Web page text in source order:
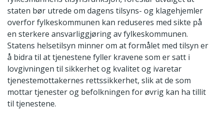
staten bør utrede om dagens tilsyns- og klagehjemler
overfor fylkeskommunen kan reduseres med sikte på
en sterkere ansvarliggjøring av fylkeskommunen.
Statens helsetilsyn minner om at formålet med tilsyn er
å bidra til at tjenestene fyller kravene som er satt i
lovgivningen til sikkerhet og kvalitet og ivaretar
tjenestemottakernes rettssikkerhet, slik at de som
mottar tjenester og befolkningen for øvrig kan ha tillit
til tjenestene.